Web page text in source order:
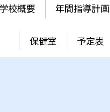
学校概要 年間指導計画
保健室 予定表